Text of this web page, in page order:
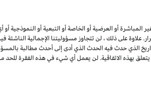
أو العرضية أو الخاصة أو التبعية أو النموذجية أو أي
علاوة على ذلك ، لن تتجاوز مسؤوليتنا الإجمالية
الذي حدث فيه الحدث الذي أدى إلى أحدث مطالبة
بهذه الاتفاقية. لن يعمل أي شيء في هذه الفقرة للحد